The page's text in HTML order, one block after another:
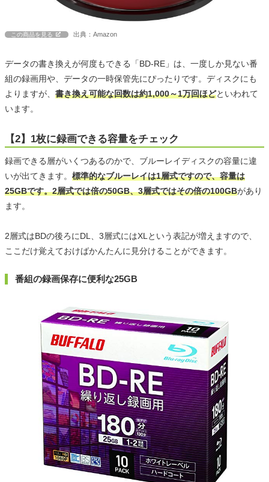
この商品を見る 出典：Amazon
データの書き換えが何度もできる「BD-RE」は、一度しか見ない番
組の録画用や、データの一時保管先にぴったりです。ディスクにも
よりますが、 書き換え可能な回数は約1,000～1万回ほどといわれて
います。
【2】1枚に録画できる容量をチェック
録画できる層がいくつあるのかで、ブルーレイディスクの容量に違
いが出てきます。 標準的なブルーレイは1層式ですので、容量は
25GBです。2層式では倍の50GB、3層式ではその倍の100GBがあり
ます。
2層式はBDの後ろにDL、3層式にはXLという表記が増えますので、
ここだけ覚えておけばかんたんに見分けることができます。
番組の録画保存に便利な25GB